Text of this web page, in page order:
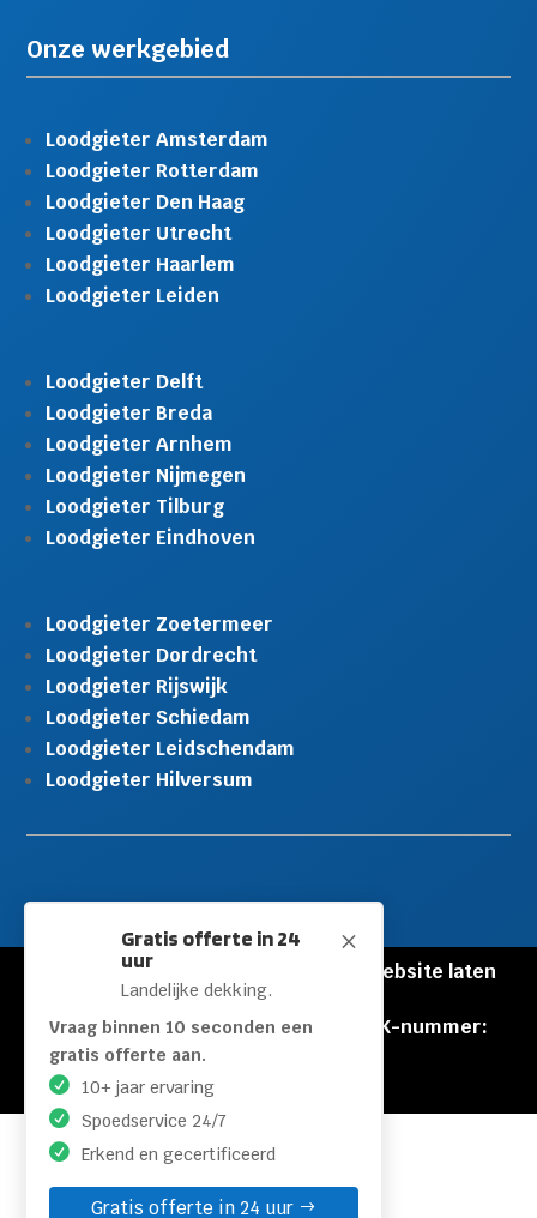
M
Gratis offerte in 24
uur
Landelijke dekking.
Vraag binnen 10 seconden een
gratis offerte aan.
10+ jaar ervaring
Spoedservice 24/7
Erkend en gecertificeerd
Gratis offerte in 24 uur
Onze werkgebied
Loodgieter Amsterdam
Loodgieter Rotterdam
Loodgieter Den Haag
Loodgieter Utrecht
Loodgieter Haarlem
Loodgieter Leiden
Loodgieter Delft
Loodgieter Breda
Loodgieter Arnhem
Loodgieter Nijmegen
Loodgieter Tilburg
Loodgieter Eindhoven
Loodgieter Zoetermeer
Loodgieter Dordrecht
Loodgieter Rijswijk
Loodgieter Schiedam
Loodgieter Leidschendam
Loodgieter Hilversum
© Copyright Loodgieters Kwartier |
Website laten
maken door Flexamedia
Privacyverklaring|Disclaimer
KVK-nummer: